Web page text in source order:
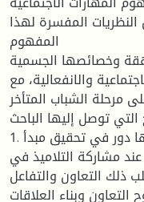
المفسرة لهذا
المفهوم
وخصائصها الجسمية
والانفعالية، مع
مرحلة الشباب المتأخر.
توصل إليها الباحث:
1. لحصة التربية البدنية والرياضية لها دور في تحقيق مبدأ
عند مشاركة التلاميذ في
ذلك التعاون والتفاعل
وبناء العلاقات